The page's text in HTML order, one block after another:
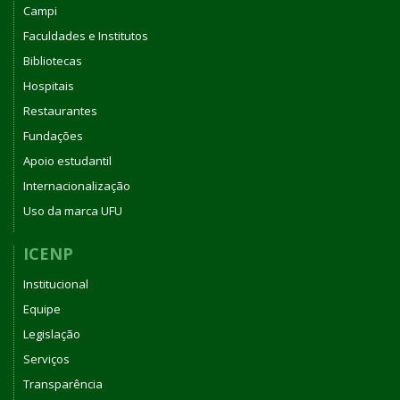
Campi
Faculdades e Institutos
Bibliotecas
Hospitais
Restaurantes
Fundações
Apoio estudantil
Internacionalização
Uso da marca UFU
ICENP
Institucional
Equipe
Legislação
Serviços
Transparência